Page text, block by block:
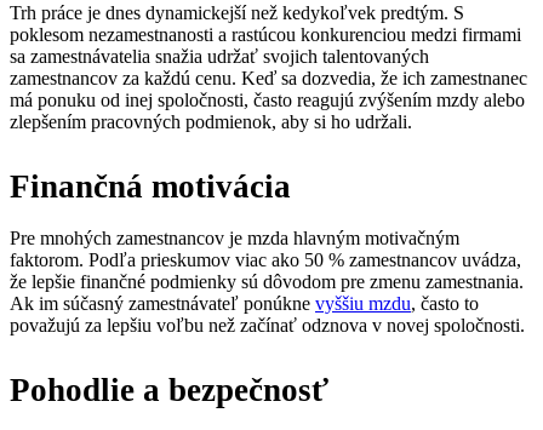
Trh práce je dnes dynamickejší než kedykoľvek predtým. S
poklesom nezamestnanosti a rastúcou konkurenciou medzi firmami
sa zamestnávatelia snažia udržať svojich talentovaných
zamestnancov za každú cenu. Keď sa dozvedia, že ich zamestnanec
má ponuku od inej spoločnosti, často reagujú zvýšením mzdy alebo
zlepšením pracovných podmienok, aby si ho udržali.
Finančná motivácia
Pre mnohých zamestnancov je mzda hlavným motivačným
faktorom. Podľa prieskumov viac ako 50 % zamestnancov uvádza,
že lepšie finančné podmienky sú dôvodom pre zmenu zamestnania.
Ak im súčasný zamestnávateľ ponúkne vyššiu mzdu, často to
považujú za lepšiu voľbu než začínať odznova v novej spoločnosti.
Pohodlie a bezpečnosť